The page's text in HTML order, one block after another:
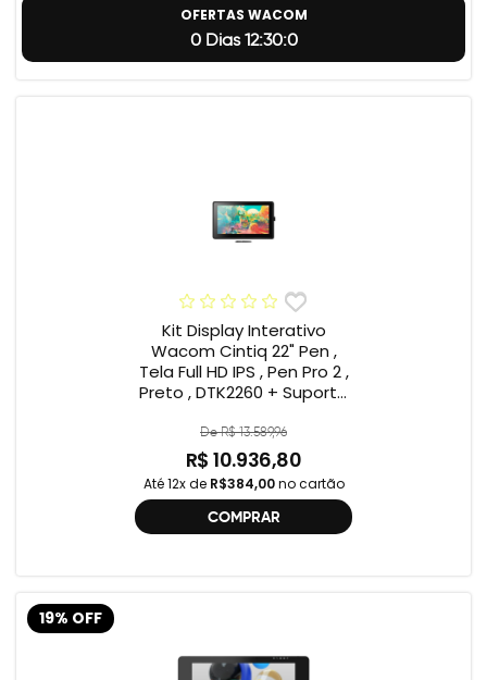
OFERTAS WACOM
0 Dias 12:29:59
Kit Display Interativo
Wacom Cintiq 22" Pen ,
Tela Full HD IPS , Pen Pro 2 ,
Preto , DTK2260 + Suporte
Compatível Cintiq 22"
De R$ 13.589,96
R$ 10.936,80
Até 12x de R$384,00no cartão
COMPRAR
19% OFF